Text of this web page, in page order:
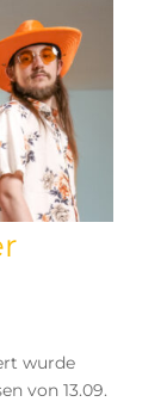
wurde
von 13.09.